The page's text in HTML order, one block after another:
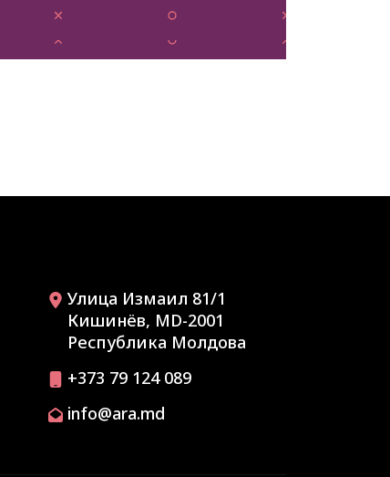
Улица Измаил 81/1
Кишинёв, MD-2001
Республика Молдова
+373 79 124 089
info@ara.md